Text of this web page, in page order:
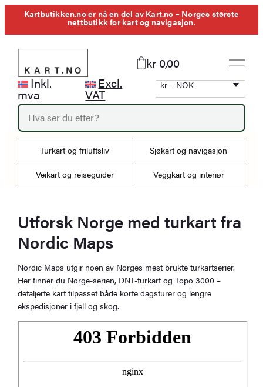
Hopp
til
innhold
Kartbutikken.no er nå en del av Kart.no – Norges største
nettbutikk for kart og navigasjon.
kr 0,00
Inkl.
mva
Excl.
VAT
kr – NOK
P
o
d
c
s
e
a
r
c
h
Turkart og friluftsliv Sjøkart og navigasjon
Veikart og reiseguider Veggkart og interiør
Utforsk Norge med turkart fra
Nordic Maps
Nordic Maps utgir noen av Norges mest brukte turkartserier.
Her finner du Norge-serien, DNT-turkart og Topo 3000 –
detaljerte kart tilpasset både korte dagsturer og lengre
ekspedisjoner i fjell og skog.